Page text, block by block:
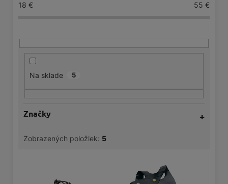
p
o
d
k
o
v
18 € 55 €
Na sklade 5
Značky
Zobrazených položiek: 5